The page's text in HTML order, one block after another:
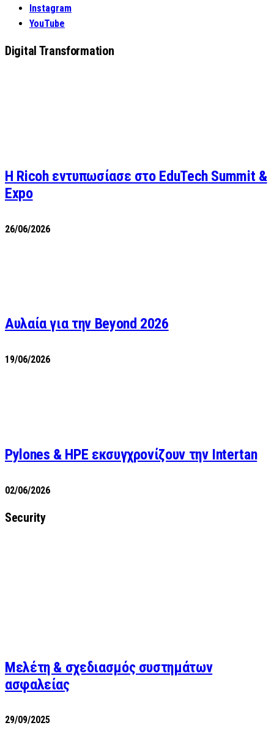
Instagram
YouTube
Digital Transformation
Η Ricoh εντυπωσίασε στο EduTech Summit &
Expo
26/06/2026
Αυλαία για την Beyond 2026
19/06/2026
Pylones & HPE εκσυγχρονίζουν την Intertan
02/06/2026
Security
Μελέτη & σχεδιασμός συστημάτων
ασφαλείας
29/09/2025